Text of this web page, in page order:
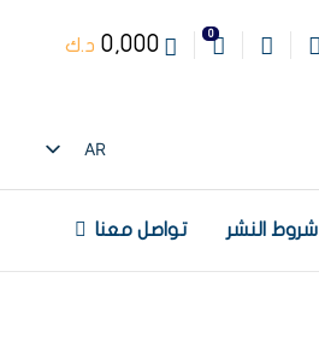
0
0,000 د.ك
AR
EN
شروط النشر تواصل معنا